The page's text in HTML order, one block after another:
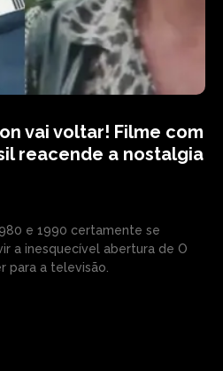
vai voltar! Filme com
reacende a nostalgia
e 1990 certamente se
a inesquecível abertura de O
para a televisão.